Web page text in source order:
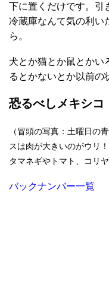
下に置くだけです。引
冷蔵庫なんて気の利い
ら。
犬とか猫とか鼠とかい
るとかないとか以前の
恐るべしメキシコ
（冒頭の写真：土曜日の
スは肉が大きいのがウリ！
タマネギやトマト、コリ
バックナンバー一覧